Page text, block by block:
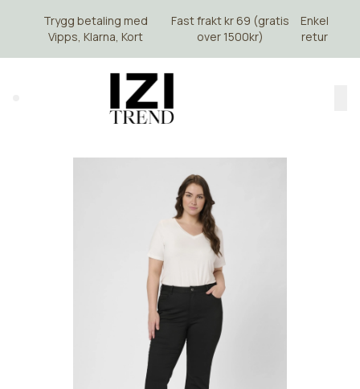
Trygg betaling med
Vipps, Klarna, Kort
Fast frakt kr 69 (gratis
over 1500kr)
Enkel
retur